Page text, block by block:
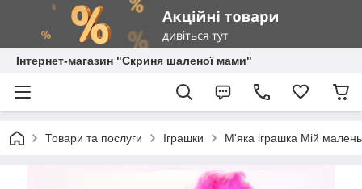
Інтернет-магазин "Скриня шаленої мами"
Товари та послуги Іграшки М'яка іграшка Мій